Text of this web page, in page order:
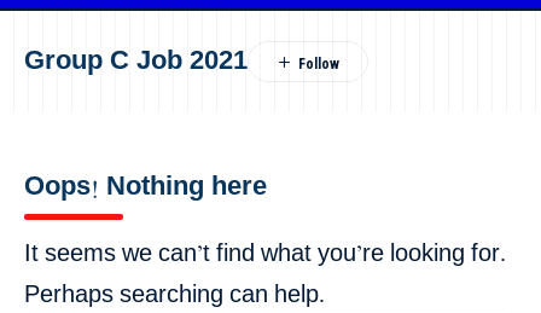
Group C Job 2021
Oops! Nothing here
It seems we can’t find what you’re looking for.
Perhaps searching can help.